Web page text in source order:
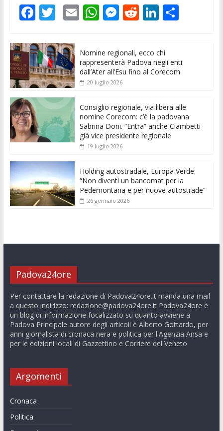
F
e
b
o
o
k
T
itt
er
E
l
W
s
A
p
p
M
ss
e
n
er
R
di
t
Li
k
e
dI
C
di
vi
Nomine regionali, ecco chi
rappresenterà Padova negli enti:
dall’Ater all’Esu fino al Corecom
20 luglio 2026
Consiglio regionale, via libera alle
nomine Corecom: c’è la padovana
Sabrina Doni. “Entra” anche Ciambetti
già vice presidente regionale
19 luglio 2026
Holding autostradale, Europa Verde:
“Non diventi un bancomat per la
Pedemontana e per nuove autostrade”
26 gennaio 2026
Padova24ore
Per contattare la redazione di Padova24ore.it manda una mail
a questo indirizzo: redazione@padova24ore.itPadova24ore è
un blog di informazione focalizzato su quanto avviene a
Padova Principale autore degli articoli è Alberto Gottardo, per
anni giornalista di cronaca nera e politica per l'Agenzia Ansa e
per le edizioni locali di Gazzettino e Corriere del Veneto
Argomenti
Cronaca
Politica